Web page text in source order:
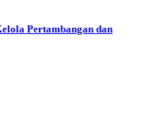
Pertambangan dan